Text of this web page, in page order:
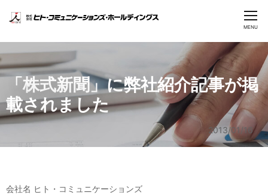
CLOSE
MENU
「株式新聞」に弊社紹介記事が掲
載されました
2013/01/16
会社名 ヒト・コミュニケーションズ
企業情報
投資家情報